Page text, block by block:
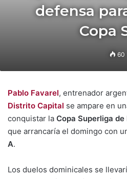
defensa
Copa
60
Pablo Favarel, entrenador
Distrito Capital se ampare en
conquistar la Copa Superliga
que arrancaría el domingo con
A.
Los duelos dominicales se